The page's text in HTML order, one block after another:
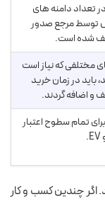
تعداد دامنه های
مرجع صدور
شده است.
مختلفی که نیاز است
باید در زمان خرید
و اضافه گردند.
تمام سطوح اعتبار
اگر چندین کسب و کار